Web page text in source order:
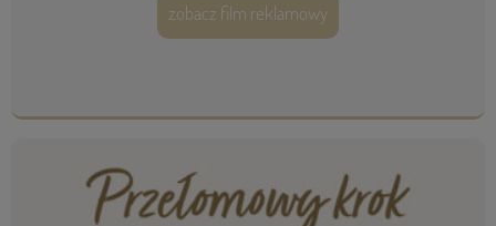
zobacz film reklamowy